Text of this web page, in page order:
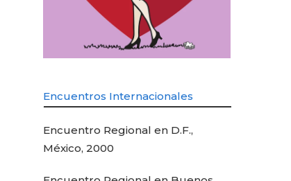
Encuentros Internacionales
Encuentro Regional en D.F.,
México, 2000